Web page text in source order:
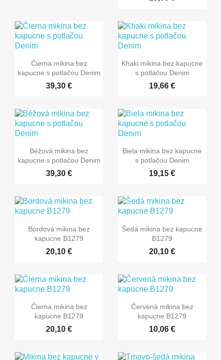
Čierna mikina bez
kapucne s potlačou Denim
39,30 €
Khaki mikina bez kapucne
s potlačou Denim
19,66 €
Béžová mikina bez
kapucne s potlačou Denim
39,30 €
Biela mikina bez kapucne
s potlačou Denim
19,15 €
Bordová mikina bez
kapucne B1279
20,10 €
Šedá mikina bez kapucne
B1279
20,10 €
Čierna mikina bez
kapucne B1279
20,10 €
Červená mikina bez
kapucne B1279
10,06 €